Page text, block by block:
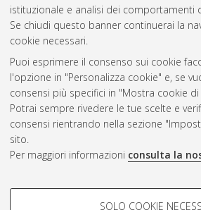
istituzionale e analisi dei comportamenti
Se chiudi questo banner continuerai la
cookie necessari.
Puoi esprimere il consenso sui cookie
l'opzione in "Personalizza cookie" e, se
consensi più specifici in "Mostra cookie
Potrai sempre rivedere le tue scelte e
consensi rientrando nella sezione
sito.
Per maggiori informazioni consulta la
COOKIE DI PROFILAZIONE -
SOLO COOKIE
Questa lista e' stata generata il
Atom
Rss 1.0
Rss 2.0
AMS Laurea
Impostazioni Cookie